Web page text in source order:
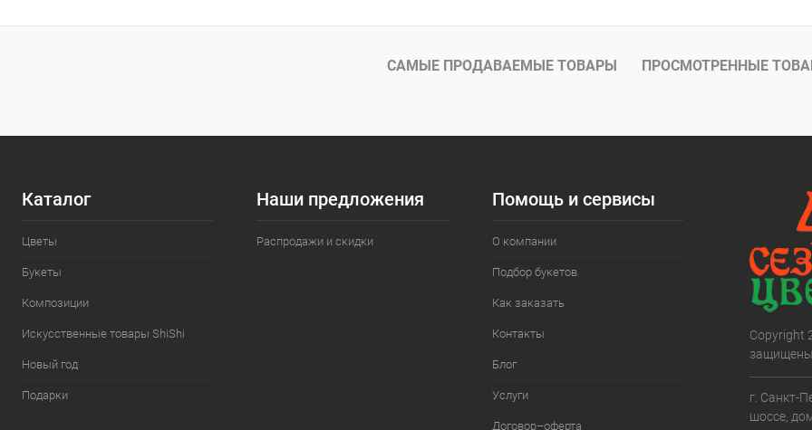
САМЫЕ ПРОДАВАЕМЫЕ ТОВАРЫ ПРОСМОТРЕННЫЕ
Каталог
Цветы
Букеты
Композиции
Искусственные товары ShiShi
Новый год
Подарки
Наши предложения
Распродажи и скидки
Помощь и сервисы
О компании
Подбор букетов
Как заказать
Контакты
Блог
Услуги
Договор–оферта
Copyright
г. Санкт-
шоссе,